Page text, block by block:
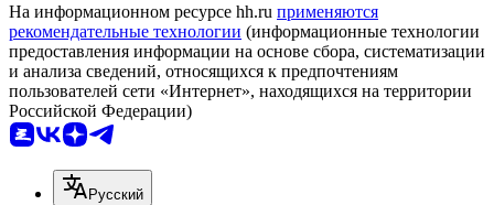
На информационном ресурсе hh.ru применяются
рекомендательные технологии (информационные технологии
предоставления информации на основе сбора, систематизации
и анализа сведений, относящихся к предпочтениям
пользователей сети «Интернет», находящихся на территории
Российской Федерации)
Русский